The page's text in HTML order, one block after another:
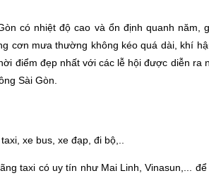
có nhiệt độ cao và ổn định quanh năm,
cơn mưa thường không kéo quá dài, khí
điểm đẹp nhất với các lễ hội được diễn ra
Sài Gòn.
xe bus, xe đạp, đi bộ,..
taxi có uy tín như Mai Linh, Vinasun,... để